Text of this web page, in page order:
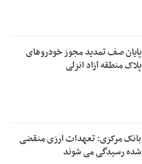
پایان صف تمدید مجوز خودروهای
پلاک منطقه آزاد انزلی
بانک مرکزی: تعهدات ارزی منقضی
شده رسیدگی می شوند